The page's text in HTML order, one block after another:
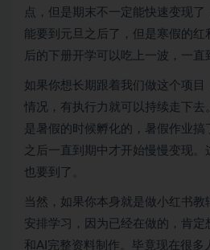
点，但是期末不一定能快速变现了
能要到元旦之后了，但是寒假的红
后的下册开学可以吃上一波，一直
如果你想长期跟着我们做这个项目
情况，有执行力就可以持续走下去
是暑假的时候孵化的，暑假作业搞
之后一直到期中才开始慢慢变现。
也要到了。
当然，如果你本身就是做小红书
安排学习，因为已经在做的，肯定
和AI完整资料制作。毕竟现在很多